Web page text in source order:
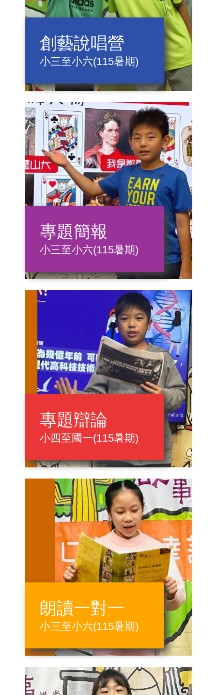
創藝說唱營
小三至小六(115暑期)
專題簡報
小三至小六(115暑期)
專題辯論
小四至國一(115暑期)
朗讀一對一
小三至小六(115暑期)